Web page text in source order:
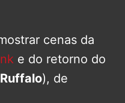
cenas da
e do retorno do
), de